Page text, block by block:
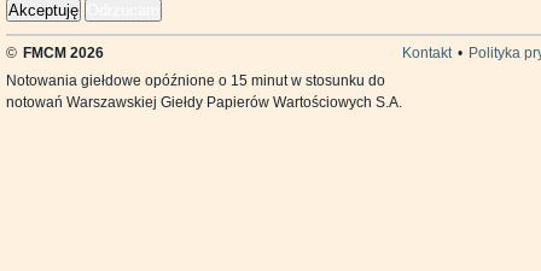
Akceptuję
© FMCM 2026 Kontakt • Polityka
Notowania giełdowe opóźnione o 15 minut w stosunku do
notowań Warszawskiej Giełdy Papierów Wartościowych S.A.